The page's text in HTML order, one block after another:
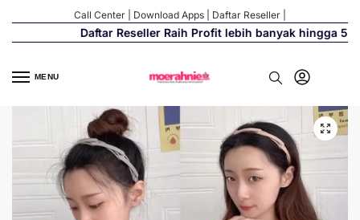
Call Center Download Apps Daftar Reseller
Daftar Reseller Raih Profit lebih banyak hingga 500%
MENU